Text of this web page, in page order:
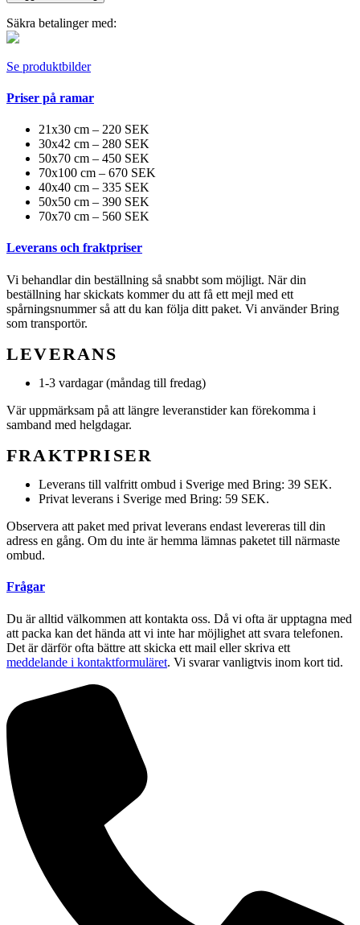
Säkra betalinger med:
Se produktbilder
Priser på ramar
21x30 cm – 220 SEK
30x42 cm – 280 SEK
50x70 cm – 450 SEK
70x100 cm – 670 SEK
40x40 cm – 335 SEK
50x50 cm – 390 SEK
70x70 cm – 560 SEK
Leverans och fraktpriser
Vi behandlar din beställning så snabbt som möjligt. När din
beställning har skickats kommer du att få ett mejl med ett
spårningsnummer så att du kan följa ditt paket. Vi använder Bring
som transportör.
LEVERANS
1-3 vardagar (måndag till fredag)
Vär uppmärksam på att längre leveranstider kan förekomma i
samband med helgdagar.
FRAKTPRISER
Leverans till valfritt ombud i Sverige med Bring: 39 SEK.
Privat leverans i Sverige med Bring: 59 SEK.
Observera att paket med privat leverans endast levereras till din
adress en gång. Om du inte är hemma lämnas paketet till närmaste
ombud.
Frågar
Du är alltid välkommen att kontakta oss. Då vi ofta är upptagna med
att packa kan det hända att vi inte har möjlighet att svara telefonen.
Det är därför ofta bättre att skicka ett mail eller skriva ett
meddelande i kontaktformuläret. Vi svarar vanligtvis inom kort tid.